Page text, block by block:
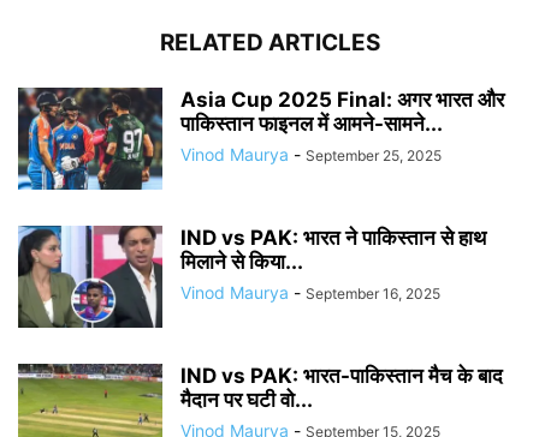
RELATED ARTICLES
Asia Cup 2025 Final: अगर भारत और
पाकिस्तान फाइनल में आमने-सामने...
Vinod Maurya - September 25, 2025
IND vs PAK: भारत ने पाकिस्तान से हाथ
मिलाने से किया...
Vinod Maurya - September 16, 2025
IND vs PAK: भारत-पाकिस्तान मैच के बाद
मैदान पर घटी वो...
Vinod Maurya - September 15, 2025